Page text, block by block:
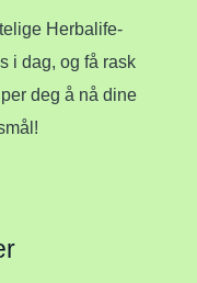
Herbalife-
i dag, og få rask
deg å nå dine